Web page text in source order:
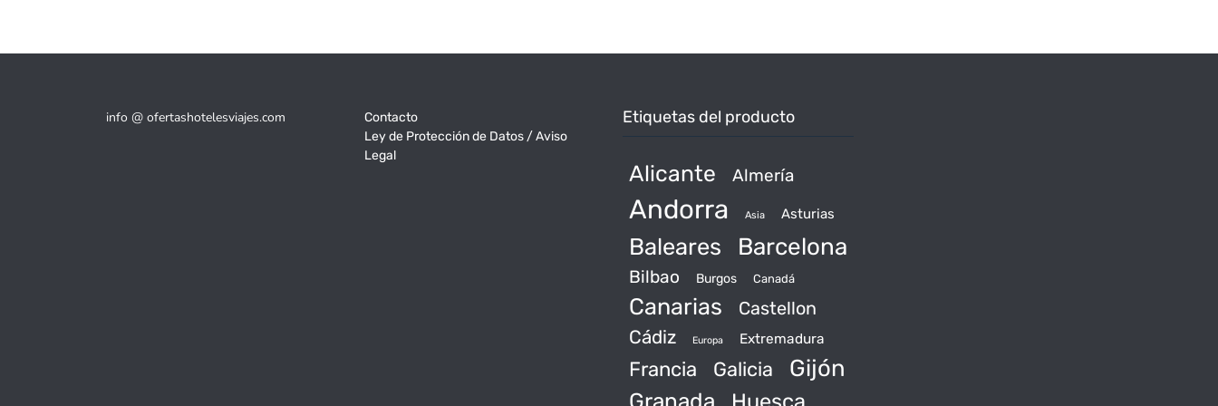
info @ ofertashotelesviajes.com
Contacto
Ley de Protección de Datos / Aviso
Legal
Etiquetas del producto
Alicante Almería
Andorra Asia Asturias
Baleares Barcelona
Bilbao Burgos Canadá
Canarias
Castellon
Cádiz
Europa Extremadura
Francia Galicia Gijón